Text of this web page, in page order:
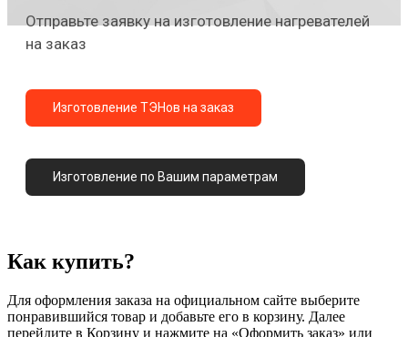
Отправьте заявку на изготовление нагревателей
на заказ
Изготовление ТЭНов на заказ
Изготовление по Вашим параметрам
Как купить?
Для оформления заказа на официальном сайте выберите
понравившийся товар и добавьте его в корзину. Далее
перейдите в Корзину и нажмите на «Оформить заказ» или